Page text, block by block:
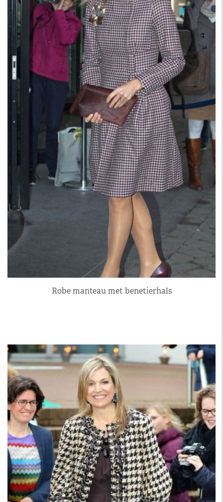
Robe manteau met benetierhals